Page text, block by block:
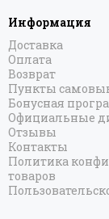
Информация
Доставка
Оплата
Возврат
Пункты
Бонусная
Официальные
Отзывы
Контакты
Политика
товаров